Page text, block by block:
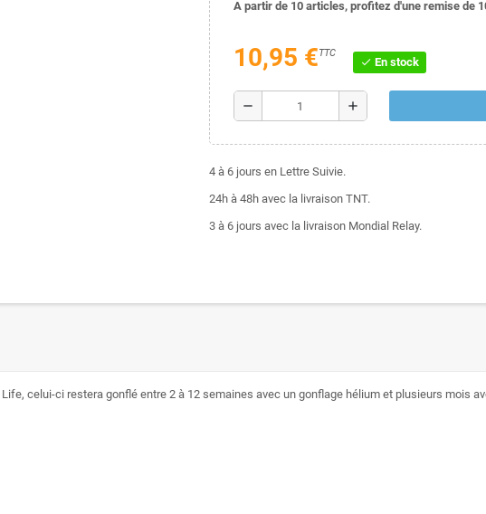
A partir de 10 articles, profitez d'une remise de
10,95 €TTC
check En stock
remove add
4 à 6 jours en Lettre Suivie.
24h à 48h avec la livraison TNT.
3 à 6 jours avec la livraison Mondial Relay.
celui-ci restera gonflé entre 2 à 12 semaines avec un gonflage hélium et plusieurs mois